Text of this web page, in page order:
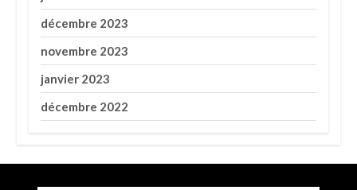
décembre 2023
novembre 2023
janvier 2023
décembre 2022